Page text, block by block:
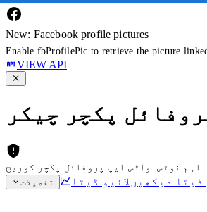
New: Facebook profile pictures
Enable fbProfilePic to retrieve the picture
VIEW API
پکچر چیکر
اہم نوٹس: واٹس ایپ پروفائل پکچر کوریج
تفصیلات
ڈیٹا دیکھیں لائیو ڈیٹا